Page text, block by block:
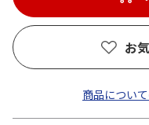
お
商品につい